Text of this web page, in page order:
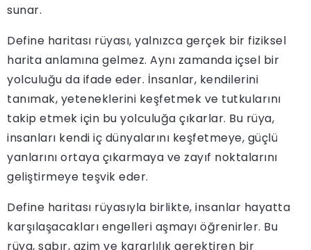
sunar.
Define haritası rüyası, yalnızca gerçek bir fiziksel
harita anlamına gelmez. Aynı zamanda içsel bir
yolculuğu da ifade eder. İnsanlar, kendilerini
tanımak, yeteneklerini keşfetmek ve tutkularını
takip etmek için bu yolculuğa çıkarlar. Bu rüya,
insanları kendi iç dünyalarını keşfetmeye, güçlü
yanlarını ortaya çıkarmaya ve zayıf noktalarını
geliştirmeye teşvik eder.
Define haritası rüyasıyla birlikte, insanlar hayatta
karşılaşacakları engelleri aşmayı öğrenirler. Bu
rüya, sabır, azim ve kararlılık gerektiren bir